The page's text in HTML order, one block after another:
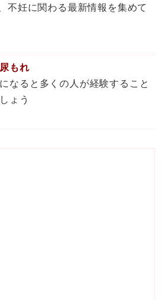
不妊に関わる最新情報を集めて
もれ
なると多くの人が経験すること
ょう